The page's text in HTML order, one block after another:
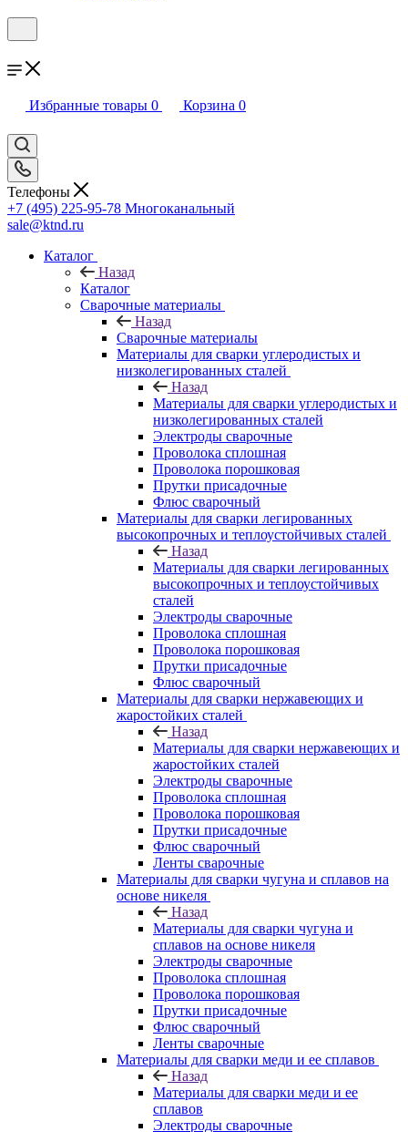
Избранные товары 0 Корзина 0
Телефоны
+7 (495) 225-95-78 Многоканальный
sale@ktnd.ru
Каталог
Назад
Каталог
Сварочные материалы
Назад
Сварочные материалы
Материалы для сварки углеродистых и
низколегированных сталей
Назад
Материалы для сварки углеродистых и
низколегированных сталей
Электроды сварочные
Проволока сплошная
Проволока порошковая
Прутки присадочные
Флюс сварочный
Материалы для сварки легированных
высокопрочных и теплоустойчивых сталей
Назад
Материалы для сварки легированных
высокопрочных и теплоустойчивых
сталей
Электроды сварочные
Проволока сплошная
Проволока порошковая
Прутки присадочные
Флюс сварочный
Материалы для сварки нержавеющих и
жаростойких сталей
Назад
Материалы для сварки нержавеющих и
жаростойких сталей
Электроды сварочные
Проволока сплошная
Проволока порошковая
Прутки присадочные
Флюс сварочный
Ленты сварочные
Материалы для сварки чугуна и сплавов на
основе никеля
Назад
Материалы для сварки чугуна и
сплавов на основе никеля
Электроды сварочные
Проволока сплошная
Проволока порошковая
Прутки присадочные
Флюс сварочный
Ленты сварочные
Материалы для сварки меди и ее сплавов
Назад
Материалы для сварки меди и ее
сплавов
Электроды сварочные